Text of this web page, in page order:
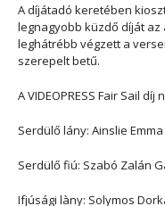
A díjátadó keretében
legnagyobb küzdő díját
leghátrébb végzett a
szerepelt betű.
A VIDEOPRESS Fair Sail díj
Serdülő lány: Ainslie Emma
Serdülő fiú: Szabó Zalán
Ifjúsági làny: Solymos